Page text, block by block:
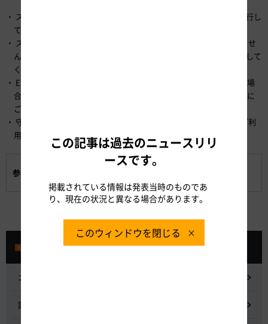
スマートICはETC専用です。必ずETCカードを車載器に挿入して通行し
てください。
スマートICでは、車両が停止した状態でなければ開閉バーが開きませ
ん。ETCゲートの前で必ず「一旦停止」し、バーが開いてから通行して
ください。
ETC車載器を搭載していない車両が、誤ってスマートICに進入した場
合は、バックをせず戻ることができるようになっており、より安全に
ご利用いただけます。
守山スマートICをご利用のお客さまは、守山パーキングエリアのご利
用はできません。ぷらっとパーク駐車場をご利用ください。
参考資料:
守山スマートICの概要
プレスルーム
ニュースリリース
記者会見
この記事は過去のニュースリリ
ースです。
掲載されている情報は発表当時のものであ
り、現在の状況と異なる場合があります。
このウィンドウを閉じる